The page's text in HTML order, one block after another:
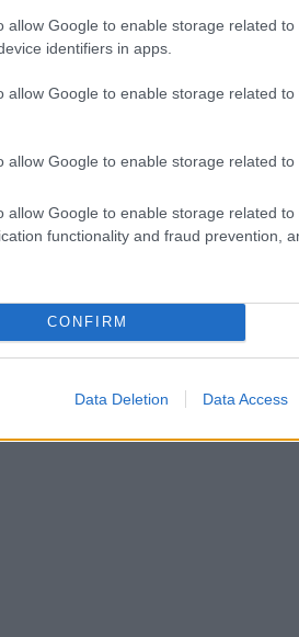
allow Google to enable storage related
identifiers in apps.
allow Google to enable storage related
allow Google to enable storage related to
allow Google to enable storage related to
functionality and fraud prevention,
CONFIRM
Data Deletion Data Access